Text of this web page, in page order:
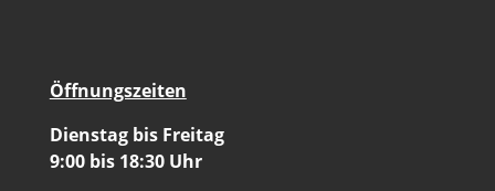
Öffnungszeiten
Dienstag bis Freitag
9:00 bis 18:30 Uhr